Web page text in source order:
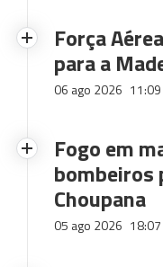
Força
para a
06 ago 2026 11:09
Fogo em
bombeiros
Choupana
05 ago 2026 18:07